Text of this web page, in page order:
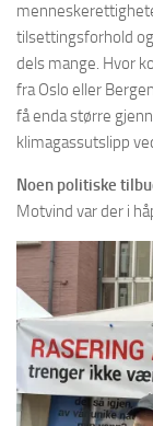
tilsettingsforhold
dels mange. Hvor
fra Oslo eller
få enda større
klimagassutslipp
Noen politiske
Motvind var der i